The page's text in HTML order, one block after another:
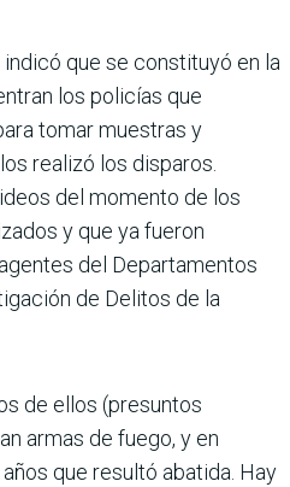
indicó que se constituyó en la
los policías que
tomar muestras y
realizó los disparos.
del momento de los
y que ya fueron
del Departamentos
de Delitos de la
de ellos (presuntos
armas de fuego, y en
que resultó abatida. Hay